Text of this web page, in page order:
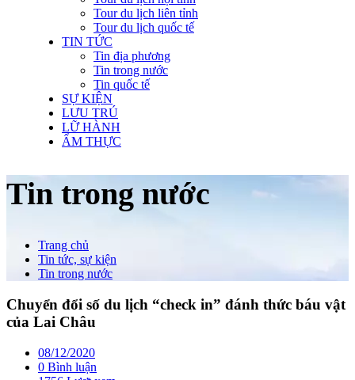
Tour du lịch liên tỉnh
Tour du lịch quốc tế
TIN TỨC
Tin địa phương
Tin trong nước
Tin quốc tế
SỰ KIỆN
LƯU TRÚ
LỮ HÀNH
ẨM THỰC
Tin trong nước
Trang chủ
Tin tức, sự kiện
Tin trong nước
Chuyển đổi số du lịch “check in” đánh thức báu vật
của Lai Châu
08/12/2020
0 Bình luận